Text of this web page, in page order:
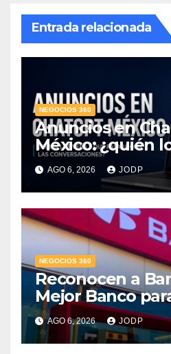
Entrada relacionada
NEGOCIOS 360
Anuncios en
México: ¿quién
pasará con las
conversaciones?
AGO 6, 2026 JODP
NEGOCIOS 360
Reconocen a
Mejor Banco
supera 14% del
crediticio
AGO 6, 2026 JODP